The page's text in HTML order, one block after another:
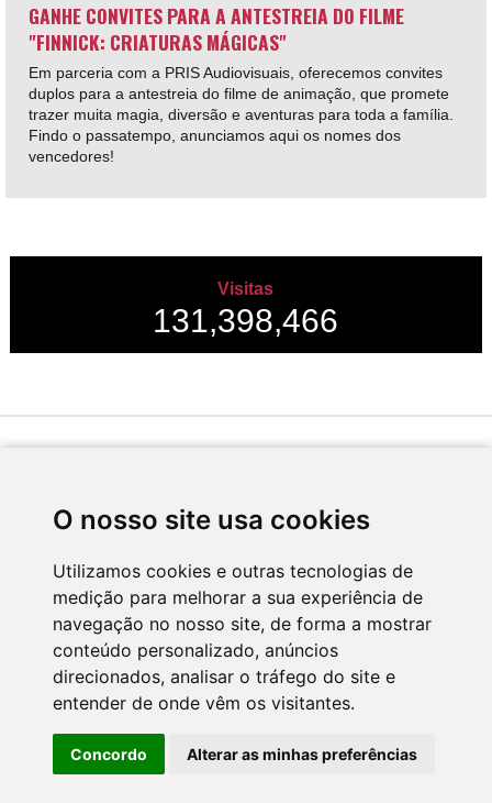
O nosso site usa cookies
Utilizamos cookies e outras tecnologias de
medição para melhorar a sua experiência de
navegação no nosso site, de forma a mostrar
conteúdo personalizado, anúncios
direcionados, analisar o tráfego do site e
entender de onde vêm os visitantes.
Concordo Alterar as minhas preferências
GANHE CONVITES PARA A ANTESTREIA DO FILME
"FINNICK: CRIATURAS MÁGICAS"
Em parceria com a PRIS Audiovisuais, oferecemos convites
duplos para a antestreia do filme de animação, que promete
trazer muita magia, diversão e aventuras para toda a família.
Findo o passatempo, anunciamos aqui os nomes dos
vencedores!
Visitas
131,398,466
CNC - Centro Nacional de Cultura 2026 © Todos os direitos reservados